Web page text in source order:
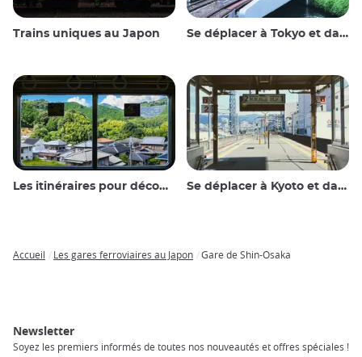
Trains uniques au Japon Se déplacer à Tokyo et dans les environs
Les itinéraires pour découvrir le Japon Se déplacer à Kyoto et dans les environs
Accueil Les gares ferroviaires au Japon Gare de Shin-Osaka
Newsletter
Soyez les premiers informés de toutes nos nouveautés et offres spéciales !